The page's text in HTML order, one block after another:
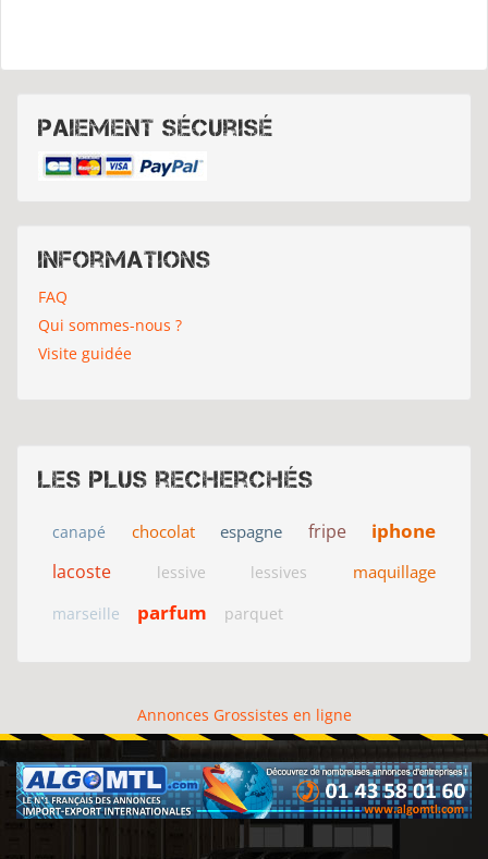
Paiement sécurisé
Informations
FAQ
Qui sommes-nous ?
Visite guidée
Les plus recherchés
canapé chocolat espagne fripe iphone
lacoste lessive lessives maquillage
marseille parfum parquet
Annonces Grossistes en ligne